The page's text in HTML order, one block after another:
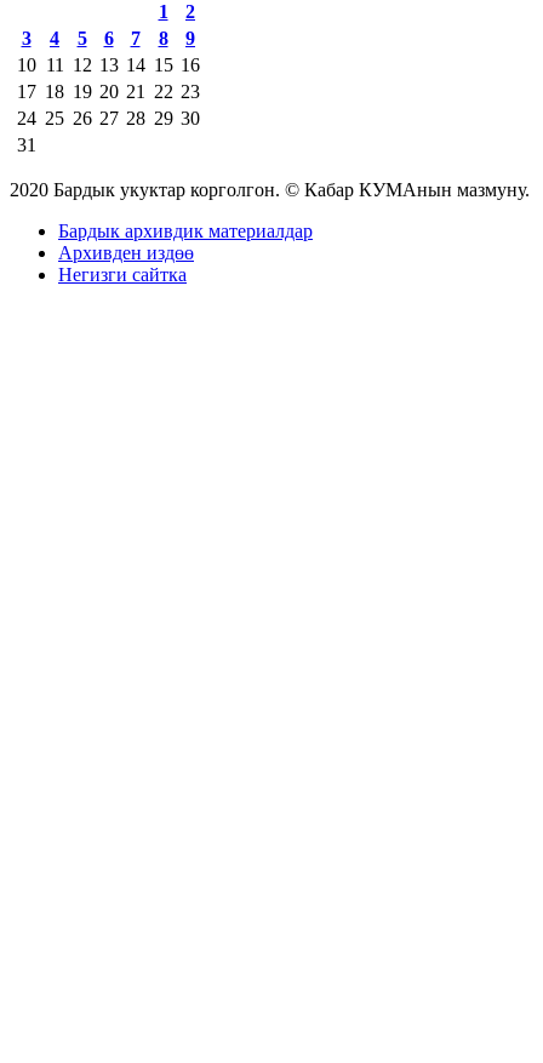
1
2
3
4 5 6 7 8
9
10 11 12 13 14 15 16
17 18 19 20 21 22 23
24 25 26 27 28 29 30
31
2020 Бардык укуктар корголгон. © Кабар КУМАнын мазмуну.
Бардык архивдик материалдар
Архивден издөө
Негизги сайтка